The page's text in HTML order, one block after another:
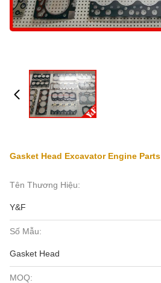
Gasket Head Excavator Engine Parts
Tên Thương Hiệu:
Y&F
Số Mẫu:
Gasket Head
MOQ: